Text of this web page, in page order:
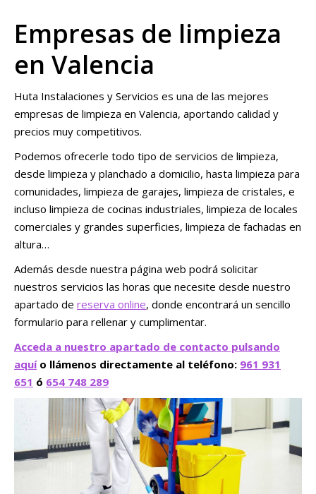
Empresas de limpieza
en Valencia
Huta Instalaciones y Servicios es una de las mejores
empresas de limpieza en Valencia, aportando calidad y
precios muy competitivos.
Podemos ofrecerle todo tipo de servicios de limpieza,
desde limpieza y planchado a domicilio, hasta limpieza para
comunidades, limpieza de garajes, limpieza de cristales, e
incluso limpieza de cocinas industriales, limpieza de locales
comerciales y grandes superficies, limpieza de fachadas en
altura…
Además desde nuestra página web podrá solicitar
nuestros servicios las horas que necesite desde nuestro
apartado de reserva online, donde encontrará un sencillo
formulario para rellenar y cumplimentar.
Acceda a nuestro apartado de contacto pulsando
aquío llámenos directamente al teléfono: 961 931
651 ó 654 748 289